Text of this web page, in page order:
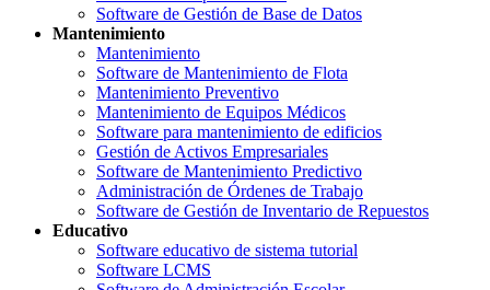
Software de Gestión de Base de Datos
Mantenimiento
Mantenimiento
Software de Mantenimiento de Flota
Mantenimiento Preventivo
Mantenimiento de Equipos Médicos
Software para mantenimiento de edificios
Gestión de Activos Empresariales
Software de Mantenimiento Predictivo
Administración de Órdenes de Trabajo
Software de Gestión de Inventario de Repuestos
Educativo
Software educativo de sistema tutorial
Software LCMS